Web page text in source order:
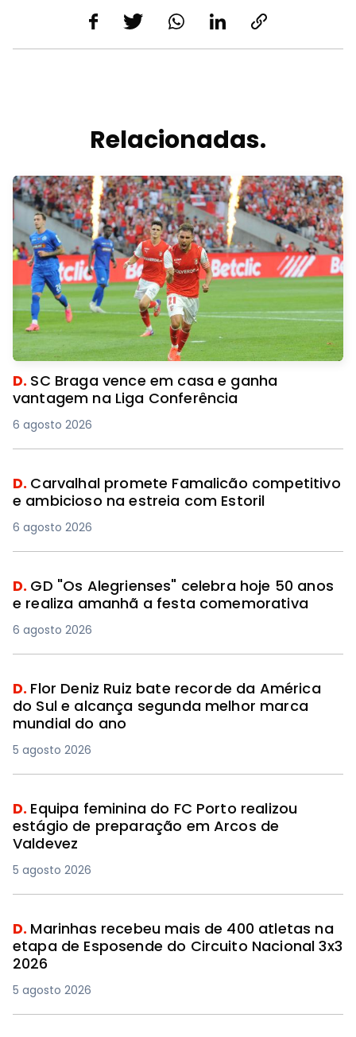
Relacionadas.
D. SC Braga vence em casa e ganha
vantagem na Liga Conferência
6 agosto 2026
D. Carvalhal promete Famalicão competitivo
e ambicioso na estreia com Estoril
6 agosto 2026
D. GD "Os Alegrienses" celebra hoje 50 anos
e realiza amanhã a festa comemorativa
6 agosto 2026
D. Flor Deniz Ruiz bate recorde da América
do Sul e alcança segunda melhor marca
mundial do ano
5 agosto 2026
D. Equipa feminina do FC Porto realizou
estágio de preparação em Arcos de
Valdevez
5 agosto 2026
D. Marinhas recebeu mais de 400 atletas na
etapa de Esposende do Circuito Nacional 3x3
2026
5 agosto 2026